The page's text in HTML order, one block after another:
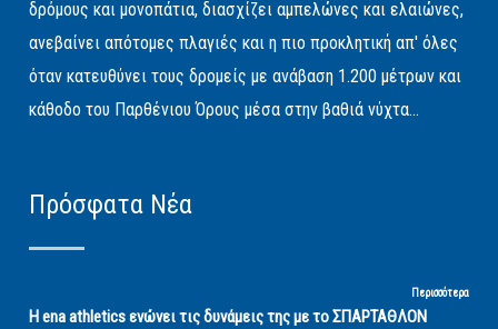
δρόμους και μονοπάτια, διασχίζει αμπελώνες και ελαιώνες,
ανεβαίνει απότομες πλαγιές και η πιο προκλητική απ' όλες
όταν κατευθύνει τους δρομείς με ανάβαση 1.200 μέτρων και
κάθοδο του Παρθένιου Όρους μέσα στην βαθιά νύχτα...
Πρόσφατα Νέα
Περισσότερα
Η ena athletics ενώνει τις δυνάμεις της με το ΣΠΑΡΤΑΘΛΟΝ